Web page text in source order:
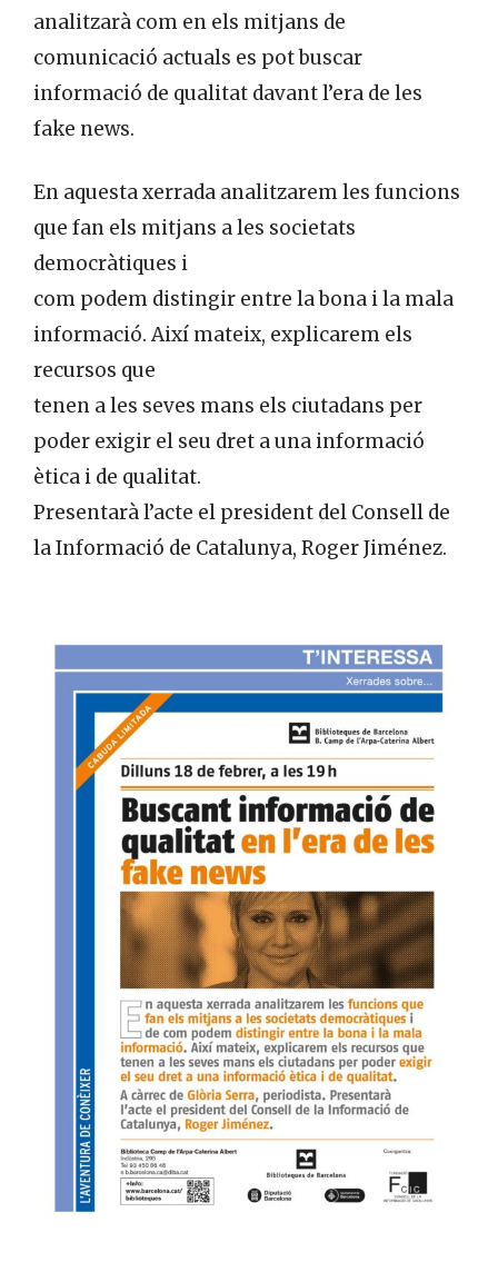
analitzarà com en els mitjans de
comunicació actuals es pot buscar
informació de qualitat davant l’era de les
fake news.
En aquesta xerrada analitzarem les funcions
que fan els mitjans a les societats
democràtiques i
com podem distingir entre la bona i la mala
informació. Així mateix, explicarem els
recursos que
tenen a les seves mans els ciutadans per
poder exigir el seu dret a una informació
ètica i de qualitat.
Presentarà l’acte el president del Consell de
la Informació de Catalunya, Roger Jiménez.